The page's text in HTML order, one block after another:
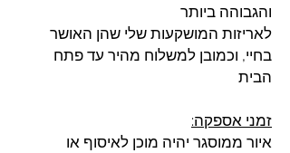
והגבוהה ביותר
לאריזות המושקעות שלי שהן האושר
בחיי, וכמובן למשלוח מהיר עד פתח
הבית
זמני אספקה:
איור ממוסגר יהיה מוכן לאיסוף או